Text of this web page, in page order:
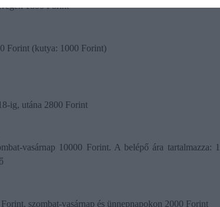
1800 Forint
Forint (kutya: 1000 Forint)
ig, utána 2800 Forint
vasárnap 10000 Forint. A belépő ára tartalmazza: 1
szombat-vasárnap és ünnepnapokon 2000 Forint